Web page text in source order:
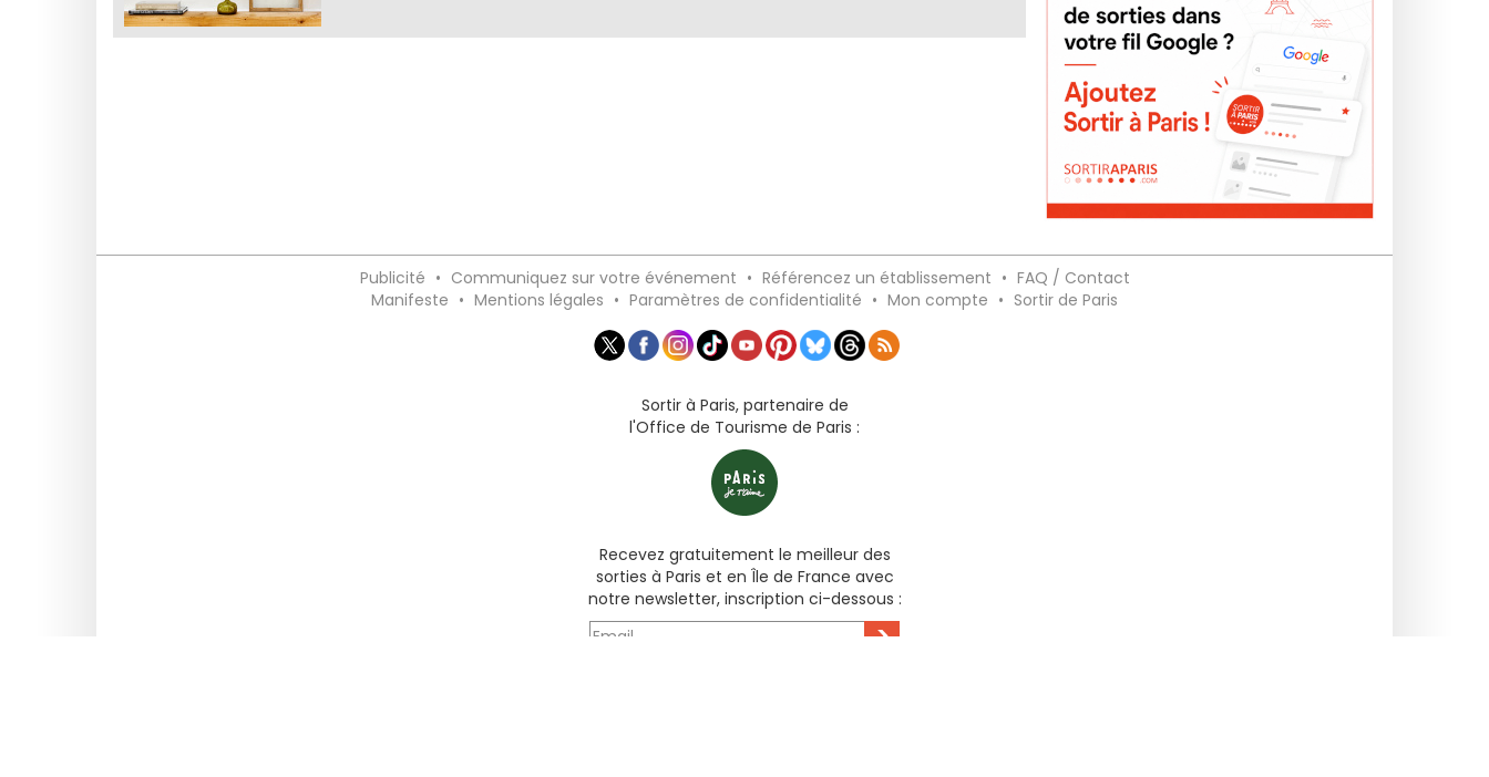
Publicité • Communiquez sur votre événement • Référencez un établissement • FAQ / Contact
Manifeste • Mentions légales • Paramètres de confidentialité • Mon compte • Sortir de Paris
Sortir à Paris, partenaire de
l'Office de Tourisme de Paris :
Recevez gratuitement le meilleur des
sorties à Paris et en Île de France avec
notre newsletter, inscription ci-dessous :
>